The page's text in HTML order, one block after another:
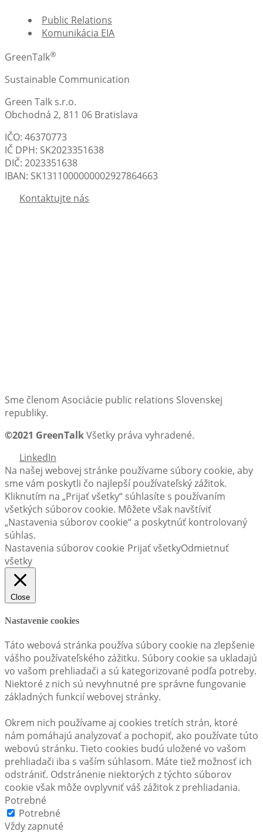
Public Relations
Komunikácia EIA
GreenTalk®
Sustainable Communication
Green Talk s.r.o.
Obchodná 2, 811 06 Bratislava
IČO: 46370773
IČ DPH: SK2023351638
DIČ: 2023351638
IBAN: SK1311000000002927864663
Kontaktujte nás
Sme členom Asociácie public relations Slovenskej
republiky.
©2021 GreenTalkVšetky práva vyhradené.
LinkedIn
Na našej webovej stránke používame súbory cookie, aby
sme vám poskytli čo najlepší používateľský zážitok.
Kliknutím na „Prijať všetky“ súhlasíte s používaním
všetkých súborov cookie. Môžete však navštíviť
„Nastavenia súborov cookie“ a poskytnúť kontrolovaný
súhlas.
Nastavenia súborov cookie Prijať všetkyOdmietnuť
všetky
Close
Nastavenie cookies
Táto webová stránka používa súbory cookie na zlepšenie
vášho používateľského zážitku. Súbory cookie sa ukladajú
vo vašom prehliadači a sú kategorizované podľa potreby.
Niektoré z nich sú nevyhnutné pre správne fungovanie
základných funkcií webovej stránky.
Okrem nich používame aj cookies tretích strán, ktoré
nám pomáhajú analyzovať a pochopiť, ako používate túto
webovú stránku. Tieto cookies budú uložené vo vašom
prehliadači iba s vaším súhlasom. Máte tiež možnosť ich
odstrániť. Odstránenie niektorých z týchto súborov
cookie však môže ovplyvniť váš zážitok z prehliadania.
Potrebné
Potrebné
Vždy zapnuté